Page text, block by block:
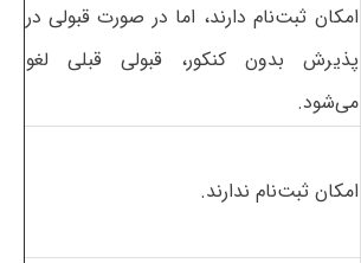
امکان ثبت‌نام دارند، اما در صورت قبولی در
پذیرش بدون کنکور، قبولی قبلی لغو
می‌شود.
امکان ثبت‌نام ندارند.